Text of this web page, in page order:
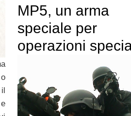
MP5, un arma
speciale per
operazioni